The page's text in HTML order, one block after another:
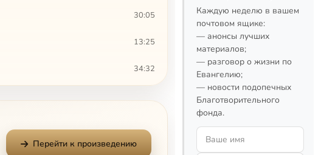
30:05
13:25
34:32
35:57
Перейти к произведению
Каждую неделю в вашем
почтовом ящике:
— анонсы лучших
материалов;
— разговор о жизни по
Евангелию;
— новости подопечных
Благотворительного
фонда.